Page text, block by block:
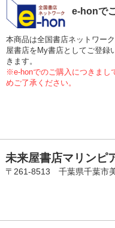
e-honで
本商品は全国書店ネットワー
屋書店をMy書店としてご登録
きます。
※e-honでのご購入につきまし
めご了承ください。
未来屋書店マリンピ
〒261-8513 千葉県千葉市